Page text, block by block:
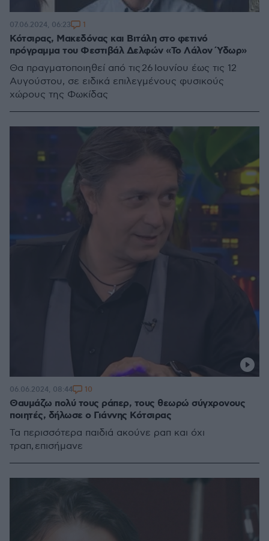
Κότσιρας, Μακεδόνας και Βιτάλη στο φετινό
πρόγραμμα του Φεστιβάλ Δελφών «To Λάλον Ύδωρ»
Θα πραγματοποιηθεί από τις 26 Ιουνίου έως τις 12
Αυγούστου, σε ειδικά επιλεγμένους φυσικούς
χώρους της Φωκίδας
07.06.2024, 06:23 1
Θαυμάζω πολύ τους ράπερ, τους θεωρώ σύγχρονους
ποιητές, δήλωσε ο Γιάννης Κότσιρας
Τα περισσότερα παιδιά ακούνε ραπ και όχι
τραπ, επισήμανε
06.06.2024, 08:44 10